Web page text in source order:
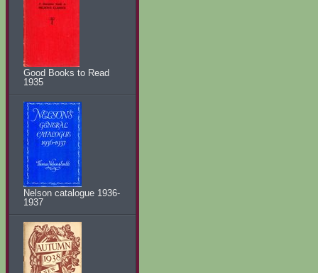
Good Books to Read
1935
Nelson catalogue 1936-
1937